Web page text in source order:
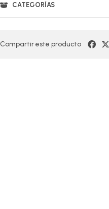
CATEGORÍAS
Compartir este producto